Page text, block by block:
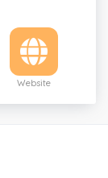
Website